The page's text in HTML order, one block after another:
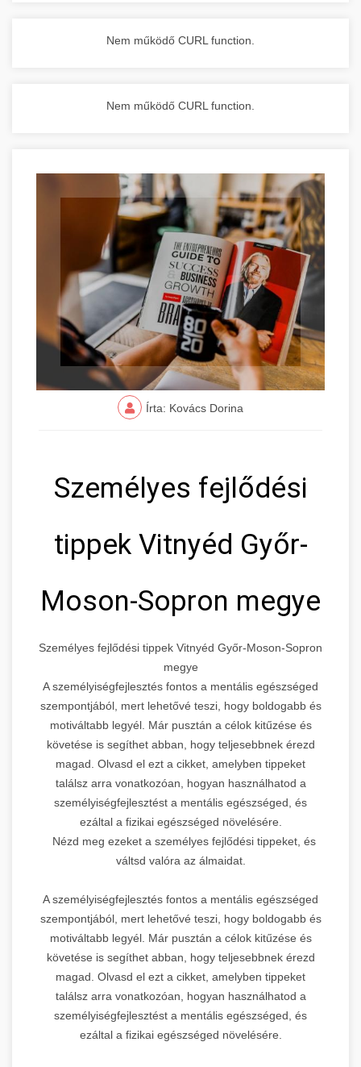
Nem működő CURL function.
Nem működő CURL function.
Írta: Kovács Dorina
Személyes fejlődési
tippek Vitnyéd Győr-
Moson-Sopron megye
Személyes fejlődési tippek Vitnyéd Győr-Moson-Sopron
megye
A személyiségfejlesztés fontos a mentális egészséged
szempontjából, mert lehetővé teszi, hogy boldogabb és
motiváltabb legyél. Már pusztán a célok kitűzése és
követése is segíthet abban, hogy teljesebbnek érezd
magad. Olvasd el ezt a cikket, amelyben tippeket
találsz arra vonatkozóan, hogyan használhatod a
személyiségfejlesztést a mentális egészséged, és
ezáltal a fizikai egészséged növelésére.
Nézd meg ezeket a személyes fejlődési tippeket, és
váltsd valóra az álmaidat.
A személyiségfejlesztés fontos a mentális egészséged
szempontjából, mert lehetővé teszi, hogy boldogabb és
motiváltabb legyél. Már pusztán a célok kitűzése és
követése is segíthet abban, hogy teljesebbnek érezd
magad. Olvasd el ezt a cikket, amelyben tippeket
találsz arra vonatkozóan, hogyan használhatod a
személyiségfejlesztést a mentális egészséged, és
ezáltal a fizikai egészséged növelésére.